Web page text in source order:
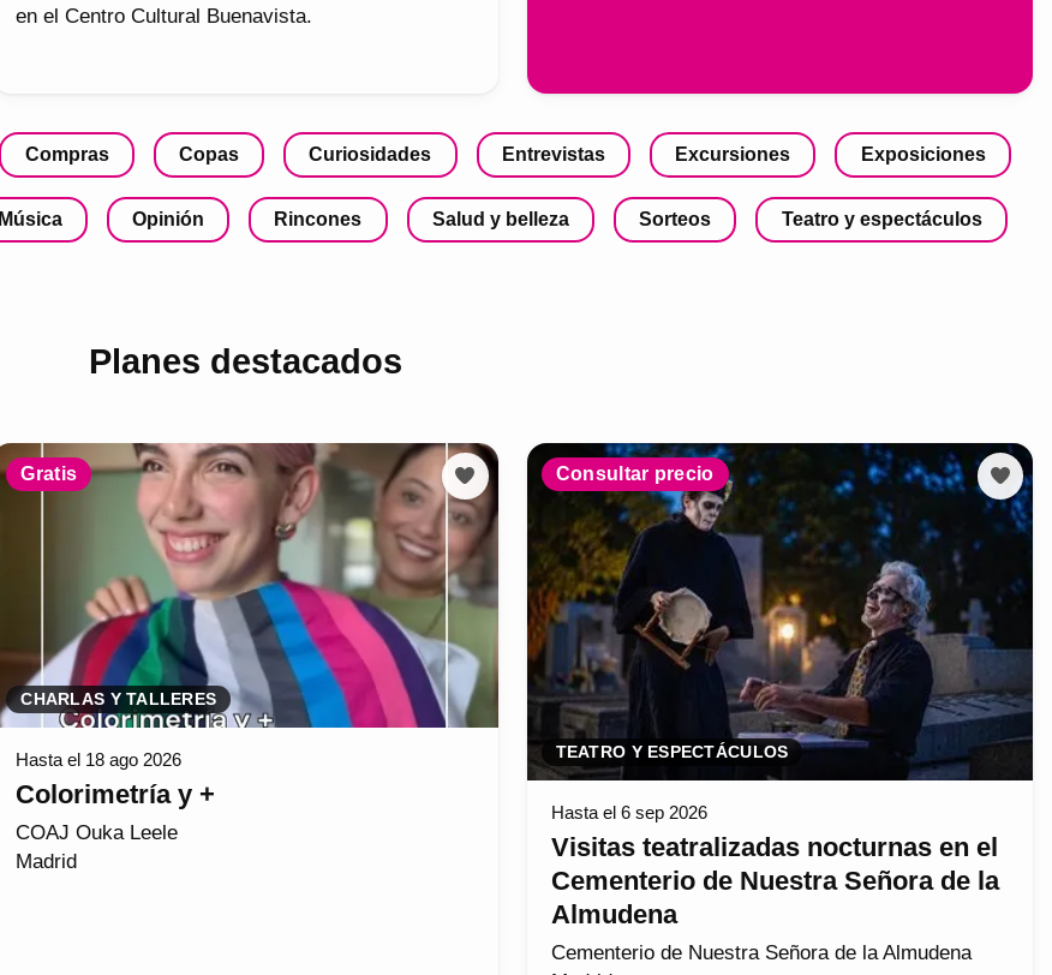
en el Centro Cultural Buenavista.
Compras Copas Curiosidades Entrevistas Excursiones Exposiciones
Música Opinión Rincones Salud y belleza Sorteos Teatro y espectáculos
Planes destacados
Gratis
CHARLAS Y TALLERES
Hasta el 18 ago 2026
Colorimetría y +
COAJ Ouka Leele
Madrid
Consultar precio
TEATRO Y ESPECTÁCULOS
Hasta el 6 sep 2026
Visitas teatralizadas nocturnas en el
Cementerio de Nuestra Señora de la
Almudena
Cementerio de Nuestra Señora de la Almudena